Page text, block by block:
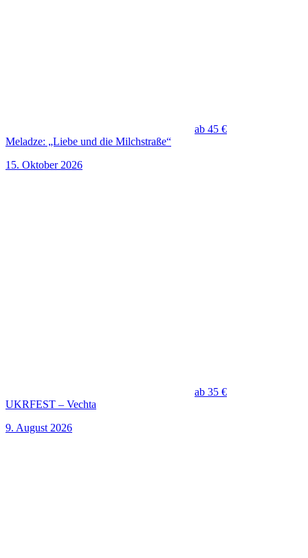
ab 45 €
Meladze: „Liebe und die Milchstraße“
15. Oktober 2026
ab 35 €
UKRFEST – Vechta
9. August 2026